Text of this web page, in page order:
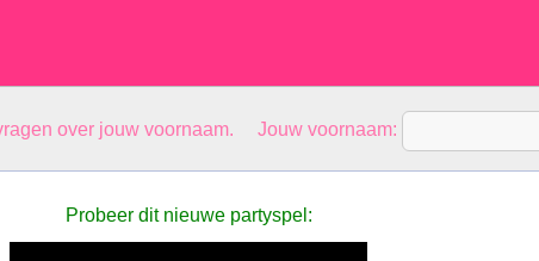
over jouw voornaam. Jouw voornaam:
Probeer dit nieuwe partyspel: